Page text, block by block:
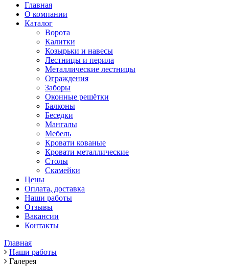
Главная
О компании
Каталог
Ворота
Калитки
Козырьки и навесы
Лестницы и перила
Металлические лестницы
Ограждения
Заборы
Оконные решётки
Балконы
Беседки
Мангалы
Мебель
Кровати кованые
Кровати металлические
Столы
Скамейки
Цены
Оплата, доставка
Наши работы
Отзывы
Вакансии
Контакты
Главная
Наши работы
Галерея